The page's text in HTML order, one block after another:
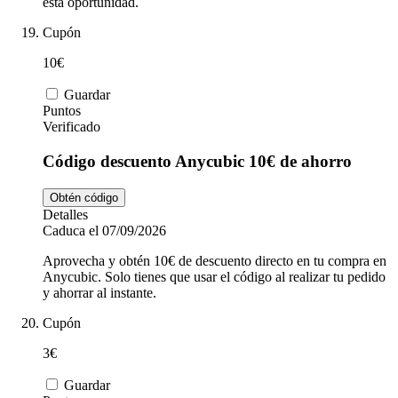
Cupón
10€
Guardar
Puntos
Verificado
Código descuento Anycubic 10€ de ahorro
Obtén código
Detalles
Caduca el 07/09/2026
Aprovecha y obtén 10€ de descuento directo en tu compra en
Anycubic. Solo tienes que usar el código al realizar tu pedido
y ahorrar al instante.
Cupón
3€
Guardar